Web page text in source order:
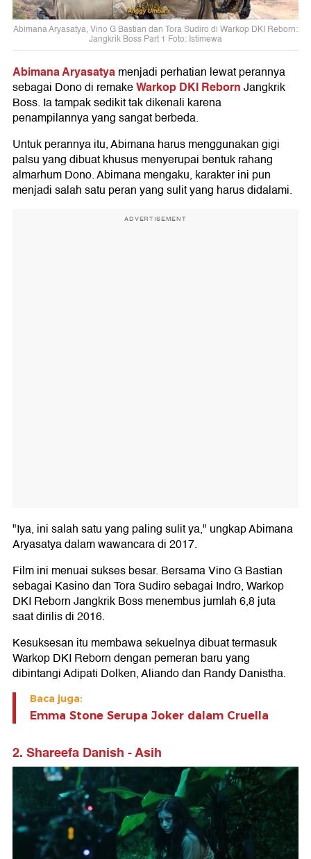
Abimana Aryasatya, Vino G Bastian dan Tora Sudiro di Warkop DKI Reborn:
Jangkrik Boss Part 1 Foto: Istimewa
Abimana Aryasatyamenjadi perhatian lewat perannya
sebagai Dono di remakeWarkop DKI RebornJangkrik
Boss. Ia tampak sedikit tak dikenali karena
penampilannya yang sangat berbeda.
Untuk perannya itu, Abimana harus menggunakan gigi
palsu yang dibuat khusus menyerupai bentuk rahang
almarhum Dono. Abimana mengaku, karakter ini pun
menjadi salah satu peran yang sulit yang harus didalami.
ADVERTISEMENT
"Iya, ini salah satu yang paling sulit ya," ungkap Abimana
Aryasatya dalam wawancara di 2017.
Film ini menuai sukses besar. Bersama Vino G Bastian
sebagai Kasino dan Tora Sudiro sebagai Indro, Warkop
DKI Reborn Jangkrik Boss menembus jumlah 6,8 juta
saat dirilis di 2016.
Kesuksesan itu membawa sekuelnya dibuat termasuk
Warkop DKI Reborn dengan pemeran baru yang
dibintangi Adipati Dolken, Aliando dan Randy Danistha.
Baca juga:
Emma Stone Serupa Joker dalam Cruella
2. Shareefa Danish - Asih